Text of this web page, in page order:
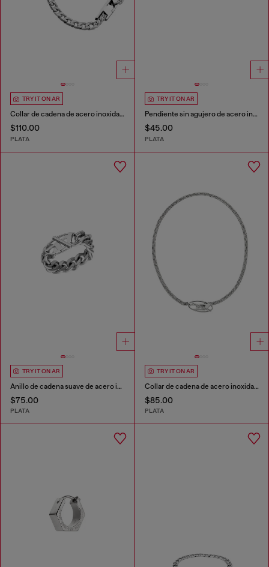
TRY IT ON AR
Collar de cadena de acero inoxidable
$110.00
PLATA
TRY IT ON AR
Pendiente sin agujero de acero inoxidable
$45.00
PLATA
TRY IT ON AR
Anillo de cadena suave de acero inoxidable
$75.00
PLATA
TRY IT ON AR
Collar de cadena de acero inoxidable
$85.00
PLATA